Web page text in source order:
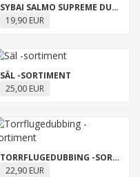
SYBAI SALMO SUPREME DUBBING SORTIMENT
19,90 EUR
SÄL -SORTIMENT
25,00 EUR
TORRFLUGEDUBBING -SORTIMENT
22,90 EUR